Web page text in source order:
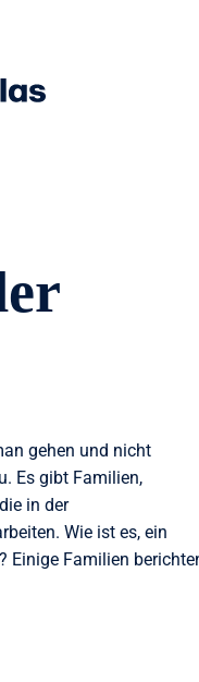
gehen und nicht
Es gibt Familien,
in der
Wie ist es, ein
Einige Familien